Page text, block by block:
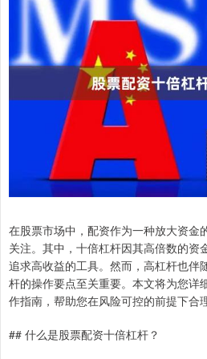
在股票市场中，配资作为一种放大资金
关注。其中，十倍杠杆因其高倍数的资
追求高收益的工具。然而，高杠杆也伴
杆的操作要点至关重要。本文将为您详
作指南，帮助您在风险可控的前提下合
## 什么是股票配资十倍杠杆？